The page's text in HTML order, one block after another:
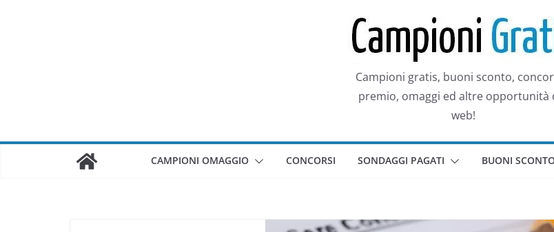
Campioni gratis, buoni sconto,
premio, omaggi ed altre opportunità
web!
CAMPIONI OMAGGIO CONCORSI SONDAGGI PAGATI BUONI